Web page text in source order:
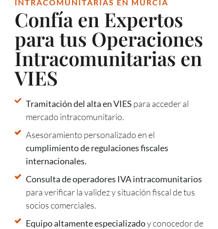
INTRACOMUNITARIAS EN MURCIA
Confía en Expertos
para tus Operaciones
Intracomunitarias en
VIES
Tramitación del alta en VIES para acceder al
mercado intracomunitario.
Asesoramiento personalizado en el
cumplimiento de regulaciones fiscales
internacionales.
Consulta de operadores IVA intracomunitarios
para verificar la validez y situación fiscal de tus
socios comerciales.
Equipo altamente especializadoy conocedor de